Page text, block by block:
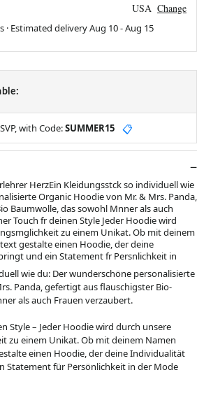
USA Change
· Estimated deliveryAug 10-Aug 15
with Code:SUMMER15 📋
HerzEin Kleidungsstck so individuell wie
Organic Hoodie von Mr. & Mrs. Panda,
Baumwolle, das sowohl Mnner als auch
Touch fr deinen Style Jeder Hoodie wird
zu einem Unikat. Ob mit deinem
gestalte einen Hoodie, der deine
und ein Statement fr Persnlichkeit in
wie du: Der wunderschöne personalisierte
Panda, gefertigt aus flauschigster Bio-
als auch Frauen verzaubert.
Style – Jeder Hoodie wird durch unsere
zu einem Unikat. Ob mit deinem Namen
einen Hoodie, der deine Individualität
Statement für Persönlichkeit in der Mode